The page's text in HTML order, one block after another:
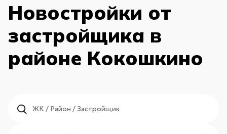
Новостройки от
застройщика в
районе Кокошкино